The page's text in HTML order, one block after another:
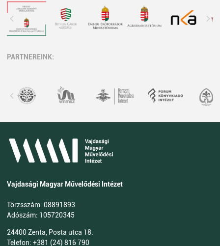
PARTNEREINK:
Vajdasági Magyar Művelődési Intézet
Törzsszám: 08891893
Adószám: 105720345
24400 Zenta, Posta utca 18.
Telefon: +381 (24) 816 790